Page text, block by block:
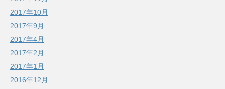
2017年10月
2017年9月
2017年4月
2017年2月
2017年1月
2016年12月